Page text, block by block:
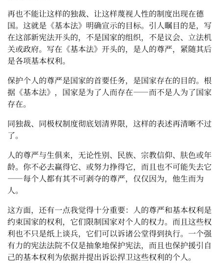
再也不能让这样的独裁、让这样蔑视人性的制度出现在德
国。这就是《基本法》明确宣示的目标。引人瞩目的是，写
在这部新宪法开头的，不是国家的组织，不是议会、立法机
关或政府。写在《基本法》开头的，是人的尊严，紧随其后
是各项基本权利。
保护个人的尊严是国家的首要任务，是国家存在的目的。根
据《基本法》，国家是为了人而存在——而不是人为了国家
存在。
同独裁、同极权制度彻底划清界限，这样的表述再清晰不过
了。
人的尊严与生俱来，无论性别、民族、宗教信仰、肤色或年
龄。你不必去赢得它、或努力挣得它，而且也不可能失去它
——每个人都有其不可剥夺的尊严，仅仅因为，他生而为
人。
这方面，还有一点我觉得十分重要：人的尊严和基本权利是
约束国家的权利，它们限制国家对个人的权力。而且这些权
利也不只是纸上谈兵，它们可以诉诸公堂得到执行。一个强
有力的宪法法院不仅是抽象地保护宪法，而且也保护援引自
己的基本权利为依据并提出诉讼捍卫这些权利的个人。